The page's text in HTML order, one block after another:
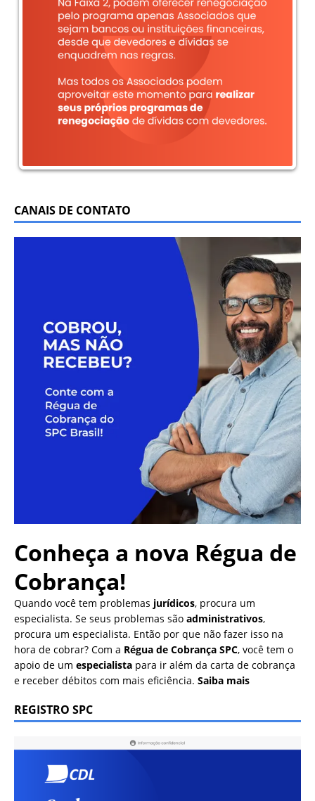
CANAIS DE CONTATO
Conheça a nova Régua de
Cobrança!
Quando você tem problemas jurídicos, procura um
especialista. Se seus problemas são administrativos,
procura um especialista. Então por que não fazer isso na
hora de cobrar? Com a Régua de Cobrança SPC, você tem o
apoio de um especialista para ir além da carta de cobrança
e receber débitos com mais eficiência. Saiba mais
REGISTRO SPC